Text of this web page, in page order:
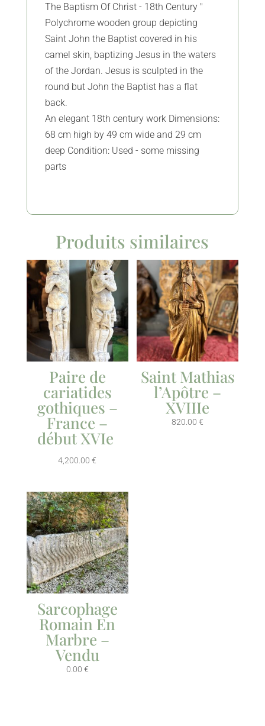
The Baptism Of Christ - 18th Century "
Polychrome wooden group depicting
Saint John the Baptist covered in his
camel skin, baptizing Jesus in the waters
of the Jordan. Jesus is sculpted in the
round but John the Baptist has a flat
back.
An elegant 18th century work Dimensions:
68 cm high by 49 cm wide and 29 cm
deep Condition: Used - some missing
parts
Produits similaires
Paire de
cariatides
gothiques –
France –
début XVIe
4,200.00€
Saint Mathias
l’Apôtre –
XVIIIe
820.00€
Sarcophage
Romain En
Marbre –
Vendu
0.00 €